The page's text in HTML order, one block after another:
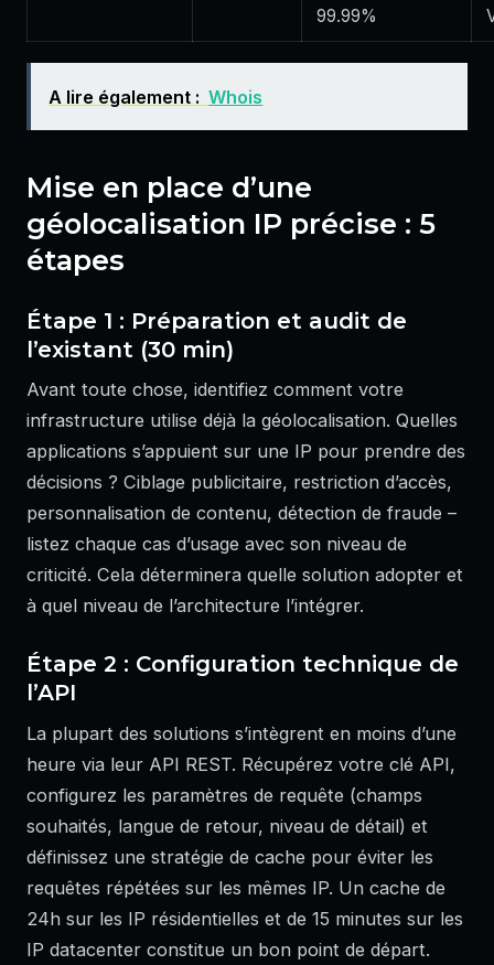
99.99%
A lire également : Whois
Mise en place d’une
géolocalisation IP précise : 5
étapes
Étape 1 : Préparation et audit de
l’existant (30 min)
Avant toute chose, identifiez comment votre
infrastructure utilise déjà la géolocalisation. Quelles
applications s’appuient sur une IP pour prendre des
décisions ? Ciblage publicitaire, restriction d’accès,
personnalisation de contenu, détection de fraude –
listez chaque cas d’usage avec son niveau de
criticité. Cela déterminera quelle solution adopter et
à quel niveau de l’architecture l’intégrer.
Étape 2 : Configuration technique de
l’API
La plupart des solutions s’intègrent en moins d’une
heure via leur API REST. Récupérez votre clé API,
configurez les paramètres de requête (champs
souhaités, langue de retour, niveau de détail) et
définissez une stratégie de cache pour éviter les
requêtes répétées sur les mêmes IP. Un cache de
24h sur les IP résidentielles et de 15 minutes sur les
IP datacenter constitue un bon point de départ.